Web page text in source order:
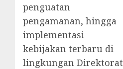
penguatan
pengamanan, hingga
implementasi
kebijakan terbaru di
lingkungan Direktorat